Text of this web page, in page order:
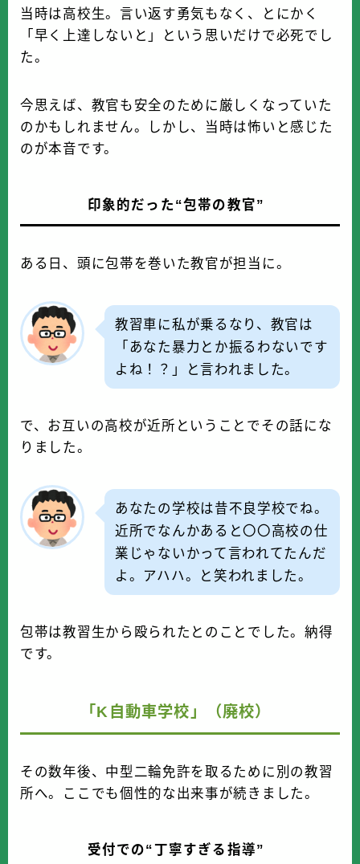
当時は高校生。言い返す勇気もなく、とにかく
「早く上達しないと」という思いだけで必死でし
た。
今思えば、教官も安全のために厳しくなっていた
のかもしれません。しかし、当時は怖いと感じた
のが本音です。
印象的だった“包帯の教官”
ある日、頭に包帯を巻いた教官が担当に。
教習車に私が乗るなり、教官は
「あなた暴力とか振るわないです
よね！？」と言われました。
で、お互いの高校が近所ということでその話にな
りました。
あなたの学校は昔不良学校でね。
近所でなんかあると〇〇高校の仕
業じゃないかって言われてたんだ
よ。アハハ。と笑われました。
包帯は教習生から殴られたとのことでした。納得
です。
「K自動車学校」（廃校）
その数年後、中型二輪免許を取るために別の教習
所へ。ここでも個性的な出来事が続きました。
受付での“丁寧すぎる指導”